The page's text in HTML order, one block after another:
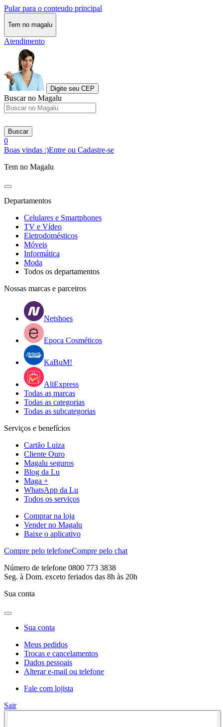
Pular para o conteudo principal
Tem no magalu
Atendimento
Digite seu CEP
Buscar no Magalu
Buscar
0
Boas vindas :)Entre ou Cadastre-se
Tem no Magalu
Departamentos
Celulares e Smartphones
TV e Vídeo
Eletrodomésticos
Móveis
Informática
Moda
Todos os departamentos
Nossas marcas e parceiros
Netshoes
Epoca Cosméticos
KaBuM!
AliExpress
Todas as marcas
Todas as categorias
Todas as subcategorias
Serviços e benefícios
Cartão Luiza
Cliente Ouro
Magalu seguros
Blog da Lu
Maga +
WhatsApp da Lu
Todos os serviços
Comprar na loja
Vender no Magalu
Baixe o aplicativo
Compre pelo telefoneCompre pelo chat
Número de telefone 0800 773 3838
Seg. à Dom. exceto feriados das 8h às 20h
Sua conta
Sua conta
Meus pedidos
Trocas e cancelamentos
Dados pessoais
Alterar e-mail ou telefone
Fale com lojista
Sair